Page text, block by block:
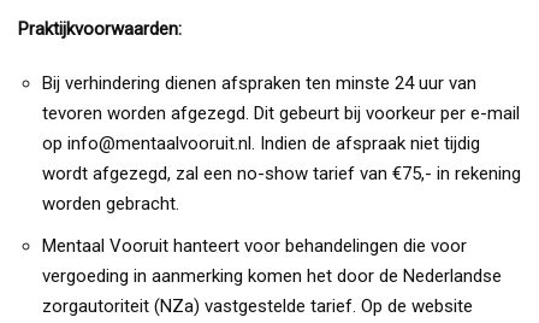
Praktijkvoorwaarden:
Bij verhindering dienen afspraken ten minste 24 uur van
tevoren worden afgezegd. Dit gebeurt bij voorkeur per e-mail
op info@mentaalvooruit.nl. Indien de afspraak niet tijdig
wordt afgezegd, zal een no-show tarief van €75,- in rekening
worden gebracht.
Mentaal Vooruit hanteert voor behandelingen die voor
vergoeding in aanmerking komen het door de Nederlandse
zorgautoriteit (NZa) vastgestelde tarief. Op de website